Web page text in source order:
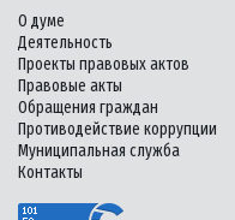
О думе
Деятельность
Проекты правовых актов
Правовые акты
Обращения граждан
Противодействие коррупции
Муниципальная служба
Контакты